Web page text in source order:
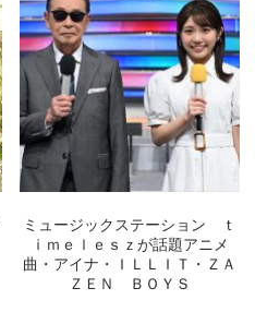
ミュージックステーション ｔ
ｉｍｅｌｅｓｚが話題アニメ
曲・アイナ・ＩＬＬＩＴ・ＺＡ
ＺＥＮ ＢＯＹＳ